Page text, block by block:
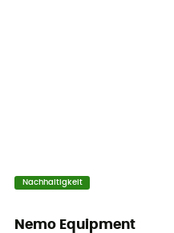
Nachhaltigkeit
Nemo Equipment